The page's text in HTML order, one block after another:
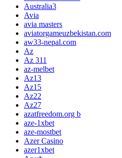
Australia3
Avia
avia masters
aviatorgameuzbekistan.com
aw33-nepal.com
Az
Az 311
az-melbet
Az13
Az15
Az22
Az27
azatfreedom.org b
aze-1xbet
aze-mostbet
Azer Casino
azer1xbet